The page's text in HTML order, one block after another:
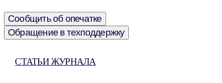
Сообщить об опечатке
Обращение в техподдержку
СТАТЬИ ЖУРНАЛА